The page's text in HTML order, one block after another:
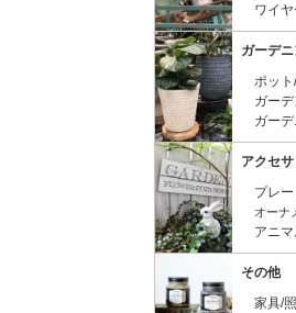
ワイ
ガーデ
ポッ
ガー
ガー
アクセ
プレ
オーナ
アニ
その他
家具/